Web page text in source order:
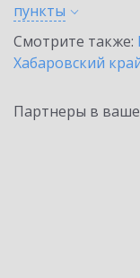
пункты
Смотрите также:
Хабаровский
Партнеры в